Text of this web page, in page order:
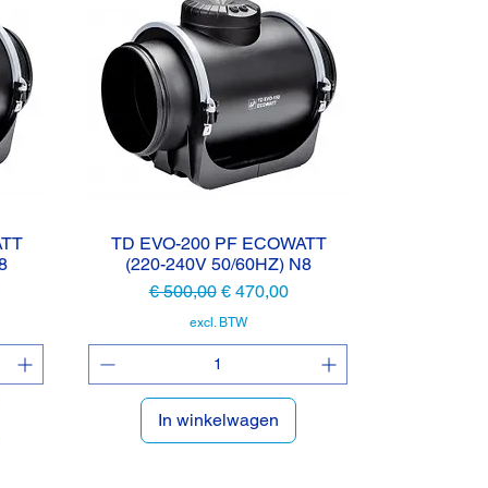
Snel overzicht
TD EVO-200 PF ECOWATT
(220-240V 50/60HZ) N8
Normale prijs
€ 500,00 Verkoopprijs
€ 470,00
excl. BTW
In winkelwagen